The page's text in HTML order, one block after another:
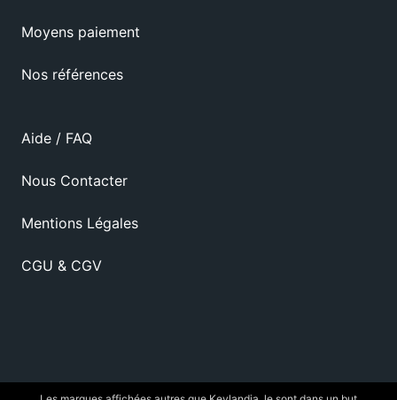
Moyens paiement
Nos références
Aide / FAQ
Nous Contacter
Mentions Légales
CGU & CGV